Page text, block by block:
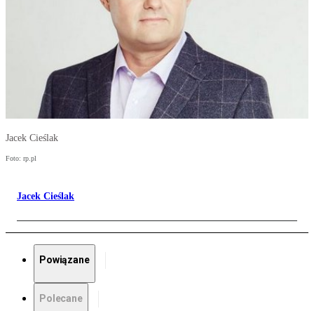
Jacek Cieślak
Foto: rp.pl
Jacek Cieślak
Powiązane
Polecane